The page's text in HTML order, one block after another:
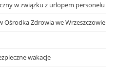
w związku z urlopem personelu
Ośrodka Zdrowia we Wrzeszczowie
wakacje